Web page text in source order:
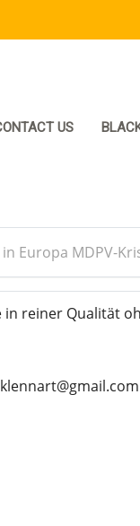
US
Europa MDPV-
reiner Qualität